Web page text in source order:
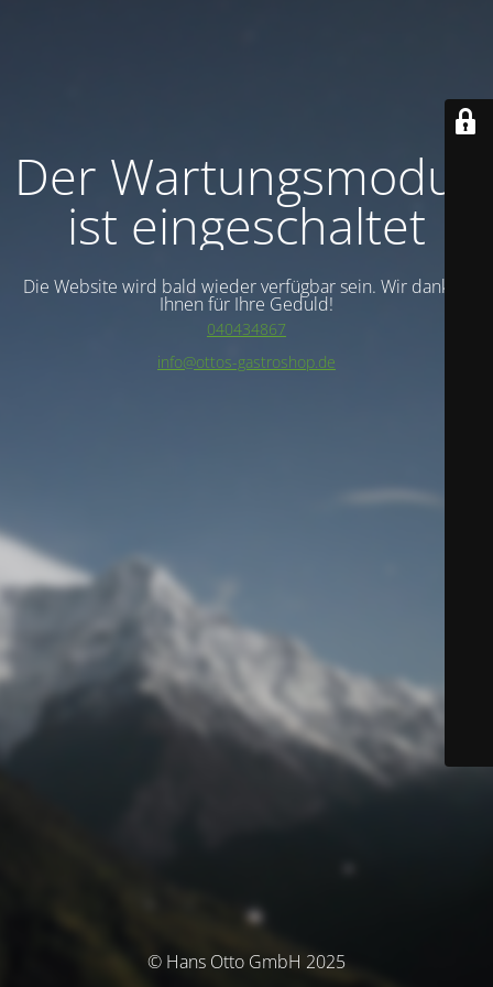
Der Wartungsmodus
ist eingeschaltet
Die Website wird bald wieder verfügbar sein. Wir danken
Ihnen für Ihre Geduld!
040434867
info@ottos-gastroshop.de
© Hans Otto GmbH 2025